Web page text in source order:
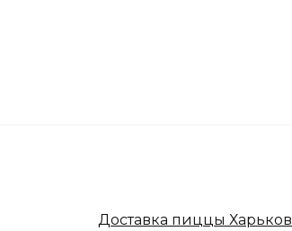
Доставка пиццы Харьков